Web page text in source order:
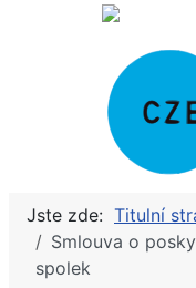
Jste zde: Titulní
Smlouva o
spolek